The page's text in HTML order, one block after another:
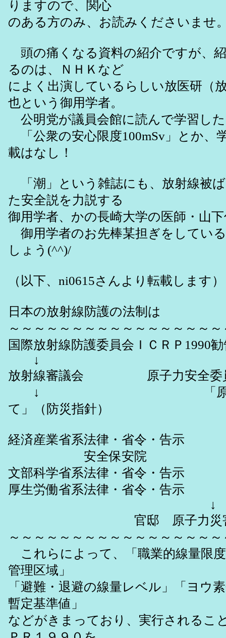
りますので、関心
のある方のみ、お読みくださいませ
頭の痛くなる資料の紹介ですが、
るのは、ＮＨＫなど
によく出演しているらしい放医研（
也という御用学者。
公明党が議員会館に読んで学習し
「公衆の安心限度100mSv」とか、
載はなし！
「潮」という雑誌にも、放射線被
た安全説を力説する
御用学者、かの長崎大学の医師・山
御用学者のお先棒某担ぎをしてい
しょう(^^)/
（以下、ni0615さんより転載します）
日本の放射線防護の法制は
～～～～～～～～～～～～～～～～
国際放射線防護委員会ＩＣＲＰ1990
↓
放射線審議会 原子力安全委員
↓ 「原子力施設等
て」（防災指針）
経済産業省系法律・省令・告示
安全保安院
文部科学省系法律・省令・告示
厚生労働省系法律・省令・告示
↓
官邸 原子力災害対
～～～～～～～～～～～～～～～～
これらによって、「職業的線量限
管理区域」
「避難・退避の線量レベル」「ヨウ
暫定基準値」
などがきまっており、実行されるこ